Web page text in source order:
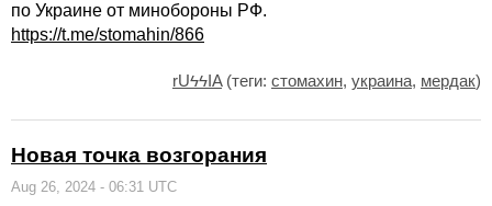
по Украине от минобороны РФ.
https://t.me/stomahin/866
rUϟϟIA(теги: стомахин, украина, мердак)
Новая точка возгорания
Aug 26, 2024 - 06:31 UTC